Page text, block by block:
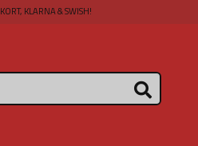
KORT, KLARNA & SWISH!